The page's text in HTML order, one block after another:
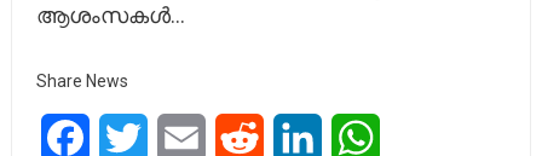
ആശംസകൾ…
Share News
FacebookTwitter Email Reddit LinkedIn